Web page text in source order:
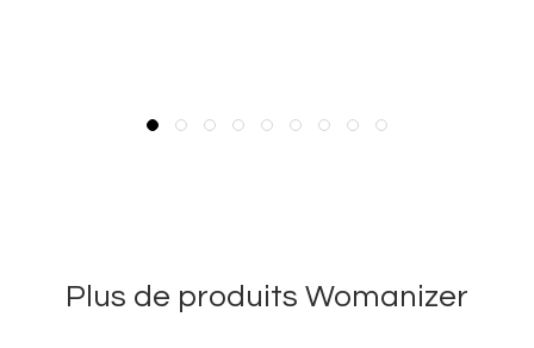
Plus de produits Womanizer